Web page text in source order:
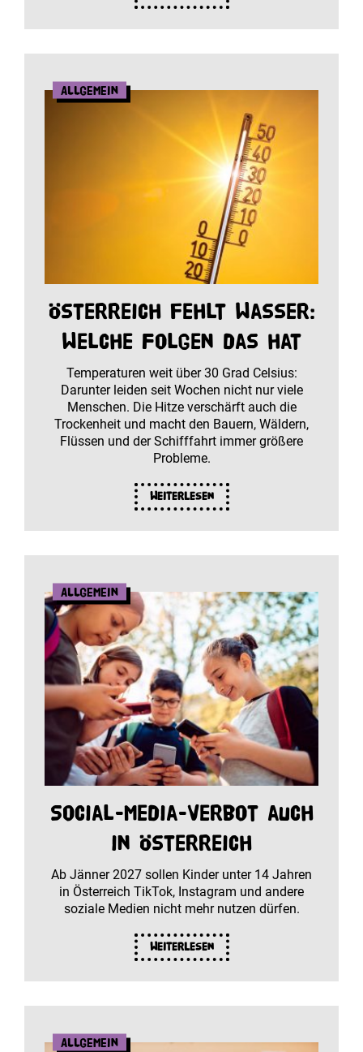
Allgemein
Österreich fehlt Wasser:
Welche Folgen das hat
Temperaturen weit über 30 Grad Celsius:
Darunter leiden seit Wochen nicht nur viele
Menschen. Die Hitze verschärft auch die
Trockenheit und macht den Bauern, Wäldern,
Flüssen und der Schifffahrt immer größere
Probleme.
Weiterlesen
Allgemein
Social-Media-Verbot auch
in Österreich
Ab Jänner 2027 sollen Kinder unter 14 Jahren
in Österreich TikTok, Instagram und andere
soziale Medien nicht mehr nutzen dürfen.
Weiterlesen
Allgemein